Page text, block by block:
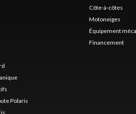
Polaris
Côte-à-côtes
Motoneiges
Équipement
Financement